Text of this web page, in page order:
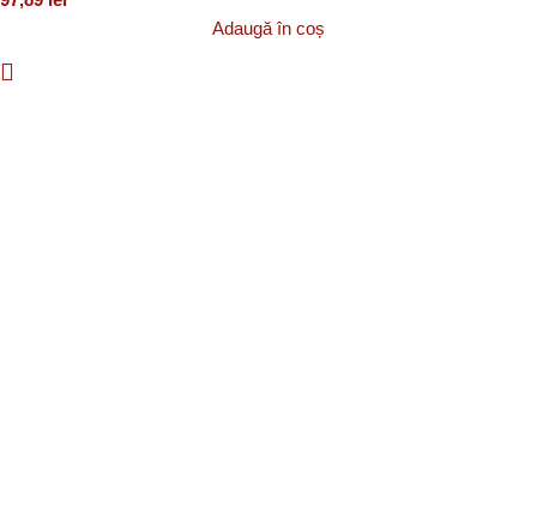
Adaugă în coș